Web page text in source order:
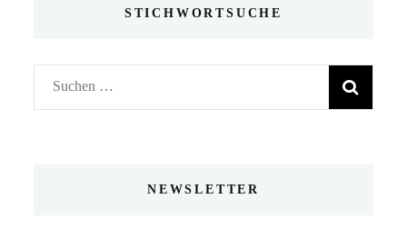
STICHWORTSUCHE
Suchen
nach:
NEWSLETTER